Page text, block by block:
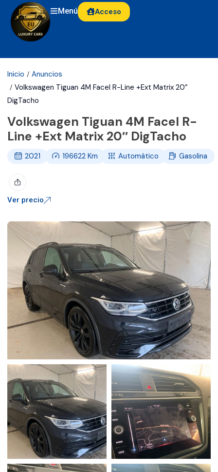
Menú Acceso
Inicio
Anuncios
Volkswagen Tiguan 4M Facel R-Line +Ext Matrix 20″
DigTacho
Volkswagen Tiguan 4M Facel R-
Line +Ext Matrix 20″ DigTacho
2021 196622Km Automático Gasolina
Ver precio